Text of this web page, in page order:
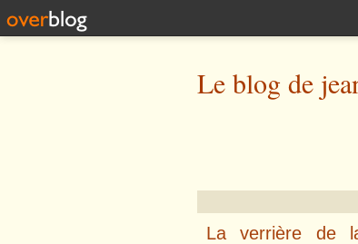
Le blog de
La verrière de